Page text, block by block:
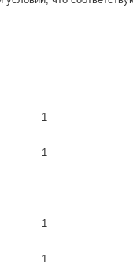
1
1
1
1